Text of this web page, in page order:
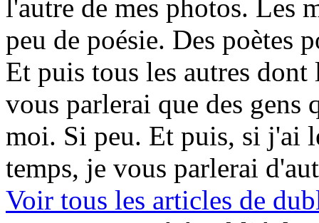
l'autre de mes photos. Les
peu de poésie. Des poètes
Et puis tous les autres dont
vous parlerai que des gens
moi. Si peu. Et puis, si j'ai
temps, je vous parlerai
Voir tous les articles de